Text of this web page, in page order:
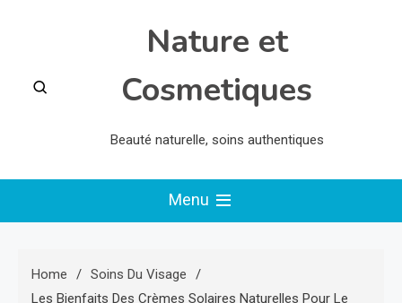
Nature et
Cosmetiques
Beauté naturelle, soins authentiques
Menu
Home
Soins Du Visage
Les Bienfaits Des Crèmes Solaires Naturelles Pour Le